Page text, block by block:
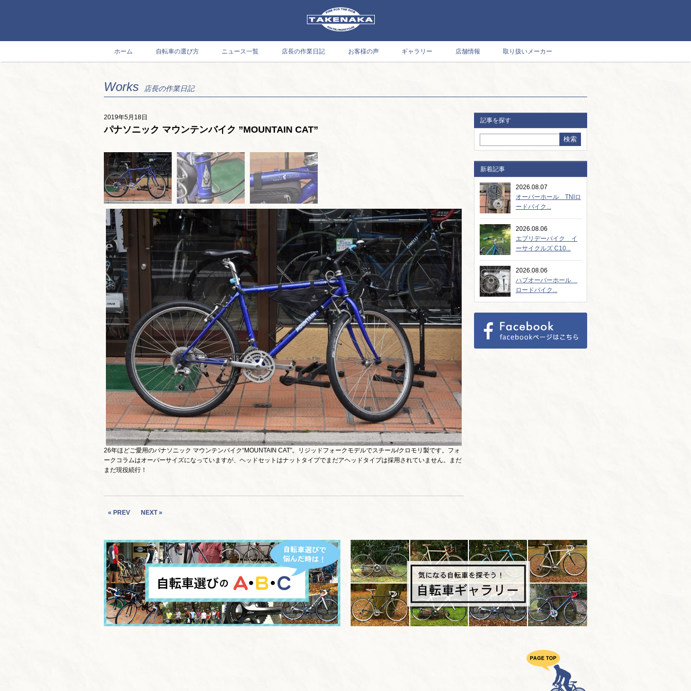
ホーム 自転車の選び方 ニュース一覧 店長の作業日記 お客様の声 ギャラリー 店舗情報 取り扱いメーカー
Works 店長の作業日記
2019年5月18日
パナソニック マウンテンバイク ”MOUNTAIN CAT”
26年ほどご愛用のパナソニック マウンテンバイク“MOUNTAIN CAT”。リジッドフォークモデルでスチール/クロモリ製です。フォ
ークコラムはオーバーサイズになっていますが、ヘッドセットはナットタイプでまだアヘッドタイプは採用されていません。まだ
まだ現役続行！
« PREV NEXT »
記事を探す
新着記事
2026.08.07
オーバーホール TNIロ
ードバイク...
2026.08.06
エブリデーバイク イ
ーサイクルズ C10...
2026.08.06
ハブオーバーホール
ロードバイク...